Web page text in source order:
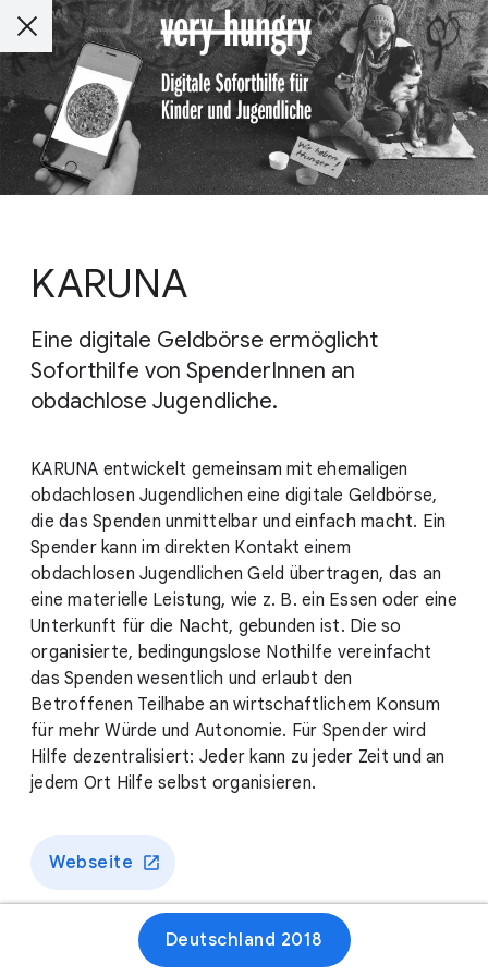
KARUNA
Eine digitale Geldbörse ermöglicht
Soforthilfe von SpenderInnen an
obdachlose Jugendliche.
KARUNA entwickelt gemeinsam mit ehemaligen
obdachlosen Jugendlichen eine digitale Geldbörse,
die das Spenden unmittelbar und einfach macht. Ein
Spender kann im direkten Kontakt einem
obdachlosen Jugendlichen Geld übertragen, das an
eine materielle Leistung, wie z. B. ein Essen oder eine
Unterkunft für die Nacht, gebunden ist. Die so
organisierte, bedingungslose Nothilfe vereinfacht
das Spenden wesentlich und erlaubt den
Betroffenen Teilhabe an wirtschaftlichem Konsum
für mehr Würde und Autonomie. Für Spender wird
Hilfe dezentralisiert: Jeder kann zu jeder Zeit und an
jedem Ort Hilfe selbst organisieren.
Webseite
Deutschland 2018